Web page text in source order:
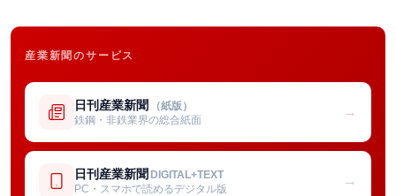
産業新聞のサービス
日刊産業新聞 （紙版）
鉄鋼・非鉄業界の総合紙面
→
日刊産業新聞 DIGITAL+TEXT
PC・スマホで読めるデジタル版
→